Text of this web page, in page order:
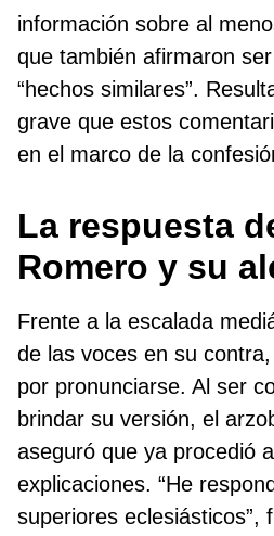
información sobre al
que también afirmaron
“hechos similares”.
grave que estos
en el marco de la
La respuesta
Romero y su
Frente a la escalada
de las voces en su
por pronunciarse. Al ser
brindar su versión, el
aseguró que ya procedió
explicaciones. “He
superiores eclesiásticos”,